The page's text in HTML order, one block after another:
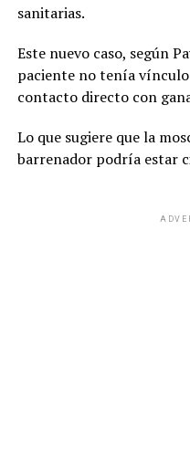
sanitarias.
Este nuevo caso, según
paciente no tenía
contacto directo con
Lo que sugiere que la
barrenador podría estar